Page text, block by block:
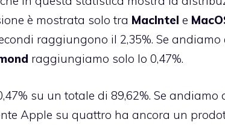
è mostrata solo tra MacIntel e
raggiungono il 2,35%. Se andiamo
raggiungiamo solo lo 0,47%.
su un totale di 89,62%. Se andiamo
Apple su quattro ha ancora un